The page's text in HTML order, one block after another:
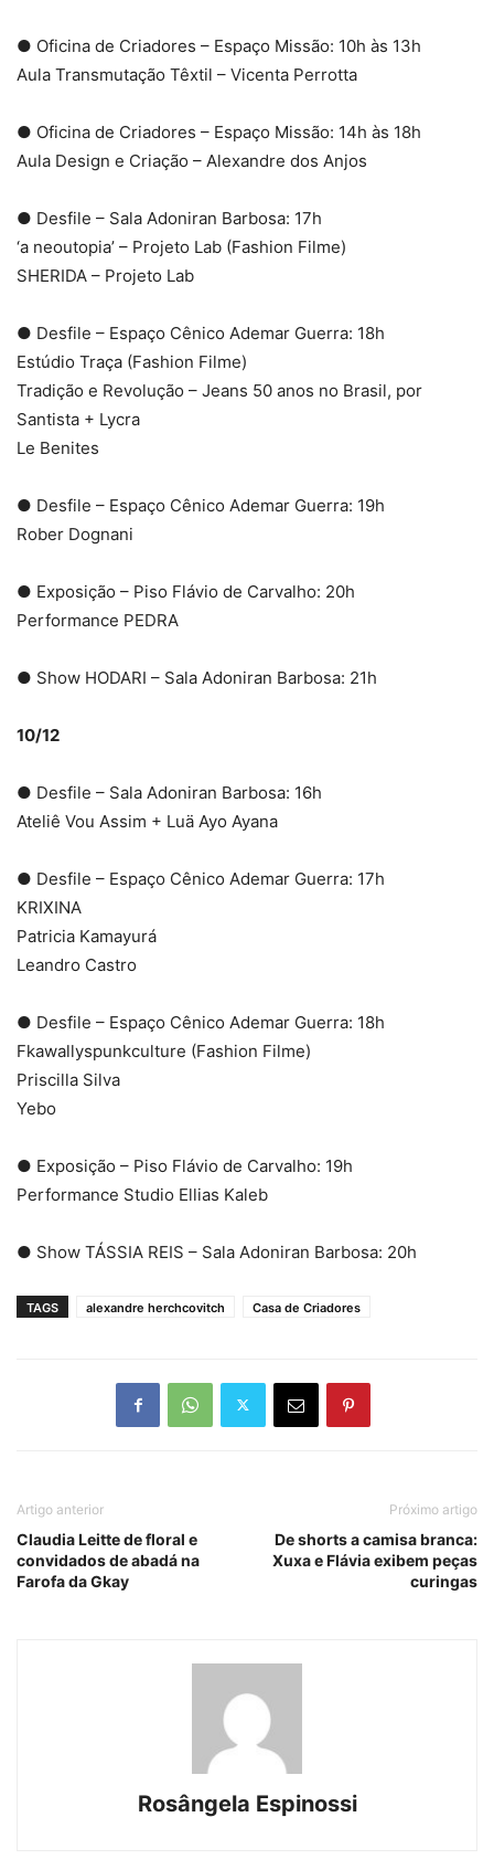
● Oficina de Criadores – Espaço Missão: 10h às 13h
Aula Transmutação Têxtil – Vicenta Perrotta
● Oficina de Criadores – Espaço Missão: 14h às 18h
Aula Design e Criação – Alexandre dos Anjos
● Desfile – Sala Adoniran Barbosa: 17h
‘a neoutopia’ – Projeto Lab (Fashion Filme)
SHERIDA – Projeto Lab
● Desfile – Espaço Cênico Ademar Guerra: 18h
Estúdio Traça (Fashion Filme)
Tradição e Revolução – Jeans 50 anos no Brasil, por
Santista + Lycra
Le Benites
● Desfile – Espaço Cênico Ademar Guerra: 19h
Rober Dognani
● Exposição – Piso Flávio de Carvalho: 20h
Performance PEDRA
● Show HODARI – Sala Adoniran Barbosa: 21h
10/12
● Desfile – Sala Adoniran Barbosa: 16h
Ateliê Vou Assim + Luä Ayo Ayana
● Desfile – Espaço Cênico Ademar Guerra: 17h
KRIXINA
Patricia Kamayurá
Leandro Castro
● Desfile – Espaço Cênico Ademar Guerra: 18h
Fkawallyspunkculture (Fashion Filme)
Priscilla Silva
Yebo
● Exposição – Piso Flávio de Carvalho: 19h
Performance Studio Ellias Kaleb
● Show TÁSSIA REIS – Sala Adoniran Barbosa: 20h
TAGS alexandre herchcovitch Casa de Criadores
Artigo anterior
Claudia Leitte de floral e
convidados de abadá na
Farofa da Gkay
Próximo artigo
De shorts a camisa branca:
Xuxa e Flávia exibem peças
curingas
Rosângela Espinossi